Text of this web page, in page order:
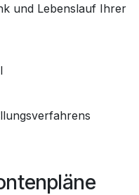
und Lebenslauf Ihrer